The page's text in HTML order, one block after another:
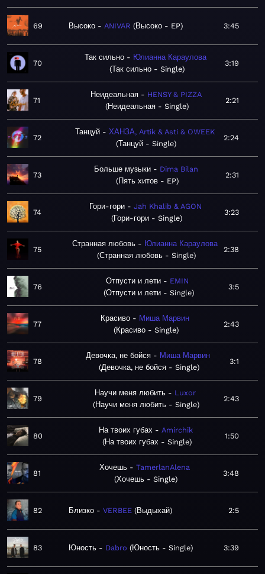
69 Высоко ANIVAR Высоко - EP 3:45
70
Так сильно
Юлианна Караулова
Так сильно - Single
3:19
71
Неидеальная
HENSY & PIZZA
Неидеальная - Single
2:21
72
Танцуй
ХАНЗА, Artik & Asti & OWEEK
Танцуй - Single
2:24
73
Больше музыки
Dima Bilan
Пять хитов - EP
2:31
74
Гори-гори
Jah Khalib & AGON
Гори-гори - Single
3:23
75
Странная любовь
Юлианна Караулова
Странная любовь - Single
2:38
76
Отпусти и лети
EMIN
Отпусти и лети - Single
3:5
77
Красиво
Миша Марвин
Красиво - Single
2:43
78
Девочка, не бойся
Миша Марвин
Девочка, не бойся - Single
3:1
79
Научи меня любить
Luxor
Научи меня любить - Single
2:43
80
На твоих губах
Amirchik
На твоих губах - Single
1:50
81
Хочешь
TamerlanAlena
Хочешь - Single
3:48
82 Близко VERBEE Выдыхай 2:5
83 Юность Dabro Юность - Single 3:39